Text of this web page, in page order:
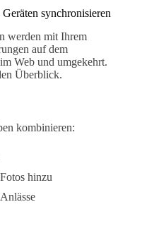
synchronisieren
werden mit Ihrem
auf dem
Web und umgekehrt.
Überblick.
kombinieren:
hinzu